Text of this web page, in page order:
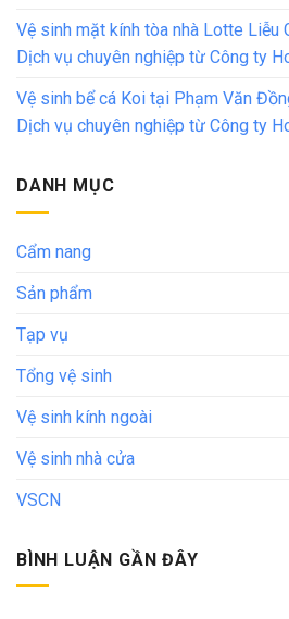
Vệ sinh mặt kính tòa nhà Lotte Liễu
Dịch vụ chuyên nghiệp từ Công ty
Vệ sinh bể cá Koi tại Phạm Văn
Dịch vụ chuyên nghiệp từ Công ty
DANH MỤC
Cẩm nang
Sản phẩm
Tạp vụ
Tổng vệ sinh
Vệ sinh kính ngoài
Vệ sinh nhà cửa
VSCN
BÌNH LUẬN GẦN ĐÂY